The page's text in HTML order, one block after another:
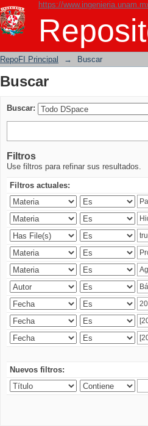
https://
Buscar
RepoFI Principal → Buscar
Buscar
Buscar:
Filtros
Use filtros para refinar sus resultados.
Filtros actuales:
Nuevos filtros: